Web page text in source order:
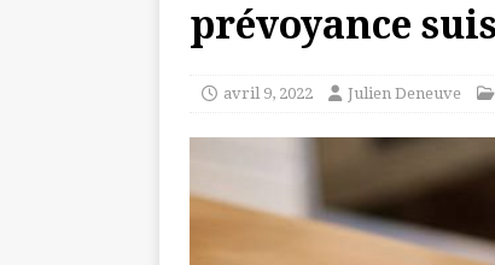
prévoyance
avril 9, 2022 Julien Deneuve